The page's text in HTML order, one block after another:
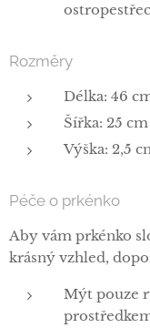
Rozměry
Délka: 46
Šířka: 25 cm
Výška: 2,5
Péče o prkénko
Aby vám prkénko
krásný vzhled,
Mýt pouze